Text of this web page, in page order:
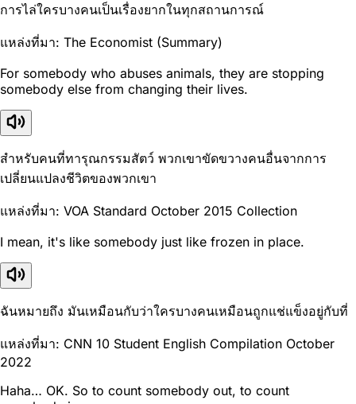
การไล่ใครบางคนเป็นเรื่องยากในทุกสถานการณ์
แหล่งที่มา: The Economist (Summary)
For somebody who abuses animals, they are stopping
somebody else from changing their lives.
สำหรับคนที่ทารุณกรรมสัตว์ พวกเขาขัดขวางคนอื่นจากการ
เปลี่ยนแปลงชีวิตของพวกเขา
แหล่งที่มา: VOA Standard October 2015 Collection
I mean, it's like somebody just like frozen in place.
ฉันหมายถึง มันเหมือนกับว่าใครบางคนเหมือนถูกแช่แข็งอยู่กับที่
แหล่งที่มา: CNN 10 Student English Compilation October
2022
Haha… OK. So to count somebody out, to count